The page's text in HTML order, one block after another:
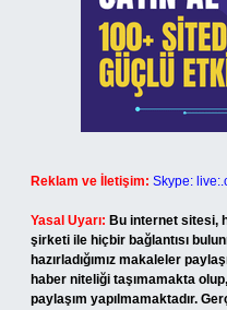
Reklam ve İletişim: Skype:
Yasal Uyarı: Bu internet sitesi,
şirketi ile hiçbir bağlantısı
hazırladığımız makaleler
haber niteliği taşımamakta
paylaşım yapılmamaktadır.